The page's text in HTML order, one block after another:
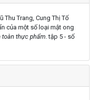
Thu Trang, Cung Thị Tố
của một số loại mật ong
toàn thực phẩm. tập 5 - số